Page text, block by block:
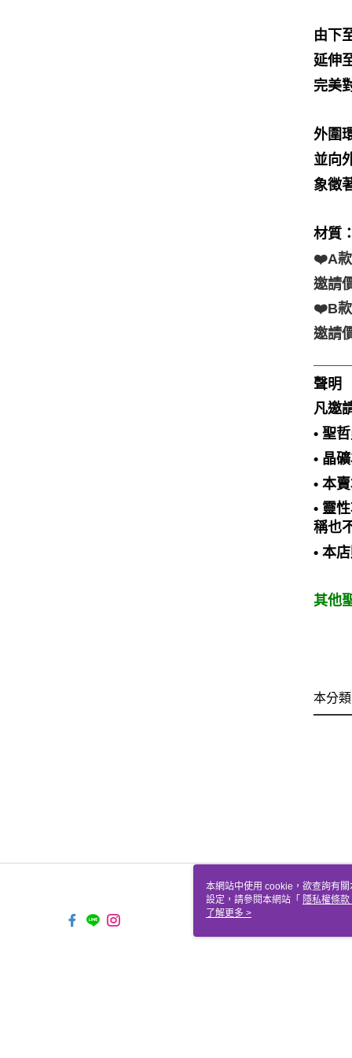
由下
延伸
完美
外圍
並向
象徵
材質
❤️A款
邀請
❤️B款
邀請
聲明
凡邀
• 聖
• 晶
• 本
• 靈
稱也
• 本
其他
本分
本網站中使用 cookie，欲查詢有
設定，請參閱本網站「 隱私權條款
使用 cookie。
了解更多 >